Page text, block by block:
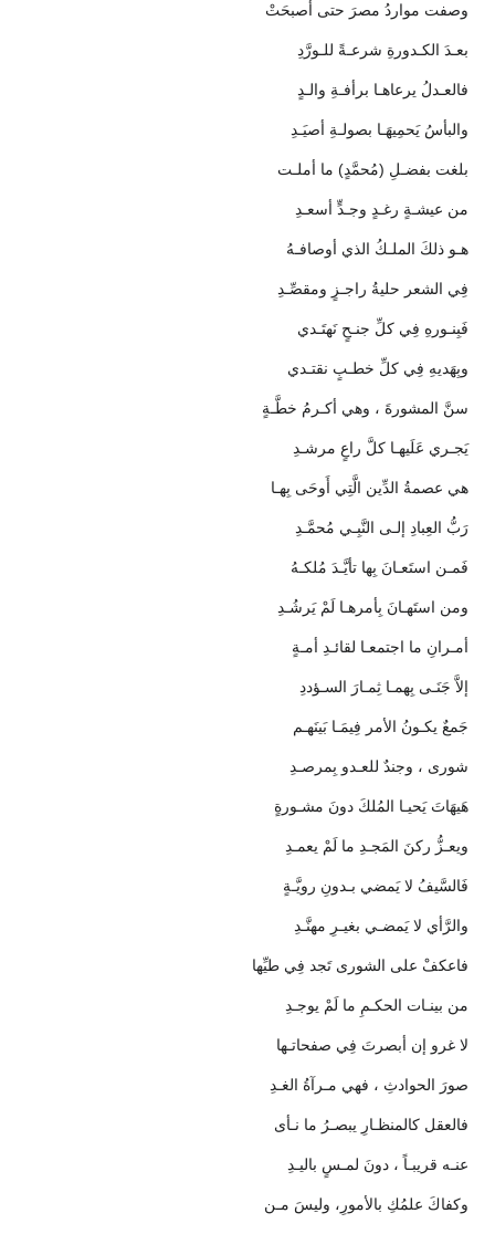
وصفت مواردُ مصرَ حتى أصبحَتْ
بعـدَ الكـدورةِ شرعـةً للـورَّدِ
فالعـدلُ يرعاهـا برأفـةِ والـدٍ
والبأسُ يَحمِيهَـا بصولـةِ أصيَـدِ
بلغت بفضـلِ (مُحمَّدٍ) ما أملـت
من عيشـةٍ رغـدٍ وجـدٍّ أسعـدِ
هـو ذلكَ الملـكُ الذي أوصافـهُ
فِي الشعر حليةُ راجـزٍ ومقصِّـدِ
فَبِنـورهِ فِي كلِّ جنـحٍ نَهتَـدي
وبِهَديهِ فِي كلِّ خطـبٍ نقتـدي
سنَّ المشورةَ ، وهي أكـرمُ خطَّـةٍ
يَجـري عَلَيهـا كلَّ راعٍ مرشـدِ
هي عصمةُ الدِّين الَّتِي أَوحَى بِهـا
رَبُّ العِبادِ إلـى النَّبِـي مُحمَّـدِ
فَمـن استَعـانَ بِها تأيَّـدَ مُلكـهُ
ومن استَهـانَ بِأمرهـا لَمْ يَرشُـدِ
أمـرانِ ما اجتمعـا لقائـدِ أمـةٍ
إلاَّ جَنَـى بِهمـا ثِمـارَ السـؤددِ
جَمعٌ يكـونُ الأمر فِيمَـا بَينَهـم
شورى ، وجندٌ للعـدو بِمرصـدِ
هَيهَاتَ يَحيـا المُلكَ دونَ مشـورةٍ
ويعـزُّ ركنَ المَجـدِ ما لَمْ يعمـدِ
فَالسَّيفُ لا يَمضي بـدونِ رويَّـةٍ
والرَّأي لا يَمضـي بغيـرِ مهنَّـدِ
فاعكفْ على الشورى تَجد فِي طيِّها
من بينـات الحكـمِ ما لَمْ يوجـدِ
لا غرو إن أبصرتَ فِي صفحاتـها
صورَ الحوادثِ ، فهي مـرآةُ الغـدِ
فالعقل كالمنظـارِ يبصـرُ ما نـأى
عنـه قريبـاً ، دونَ لمـسٍ باليـدِ
وكفاكَ علمُكِ بالأمورِ، وليسَ مـن